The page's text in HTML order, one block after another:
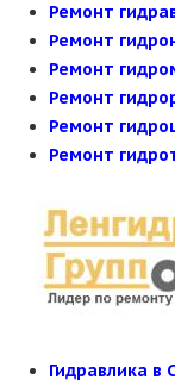
Ремонт
Ремонт
Ремонт
Ремонт
Ремонт
Ремонт
Гидравлика в